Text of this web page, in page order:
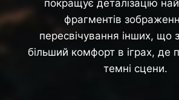
покращує деталізацію
фрагментів
пересвічування інших, що
більший комфорт в іграх, де
темні сцени.